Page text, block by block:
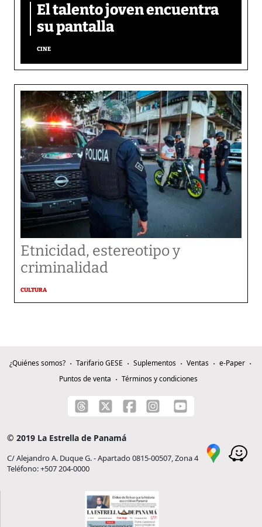
El talento joven encuentra
su pantalla​
CINE
Etnicidad, estereotipo y
criminalidad
CULTURA
¿Quiénes somos? Tarifario GESE Suplementos Ventas
e-Paper
Puntos de venta
Términos y condiciones
© 2019 La Estrella de Panamá
C/ Alejandro A. Duque G. - Apartado 0815-00507, Zona 4
Teléfono: +507 204-0000